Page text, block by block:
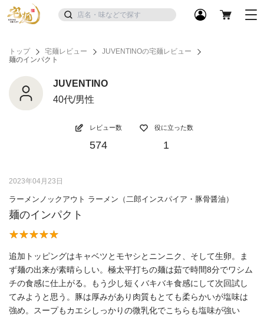
トップ 宅麺レビュー
JUVENTINOの宅麺レビュー
麺のインパクト
JUVENTINO
40代/男性
レビュー数
574
役に立った数
1
2023年04月23日
ラーメンノックアウト ラーメン（二郎インスパイア・豚骨醤油）
麺のインパクト
追加トッピングはキャベツとモヤシとニンニク、そして生卵。ま
ず麺の出来が素晴らしい。極太平打ちの麺は茹で時間8分でワシム
チの食感に仕上がる。もう少し短くバキバキ食感にして次回試し
てみようと思う。豚は厚みがあり肉質もとても柔らかいが塩味は
強め。スープもカエシしっかりの微乳化でこちらも塩味が強い